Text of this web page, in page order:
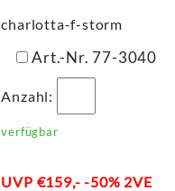
charlotta-f-storm
Art.-Nr. 77-3040
Anzahl:
verfügbar
UVP €159,- -50% 2VE